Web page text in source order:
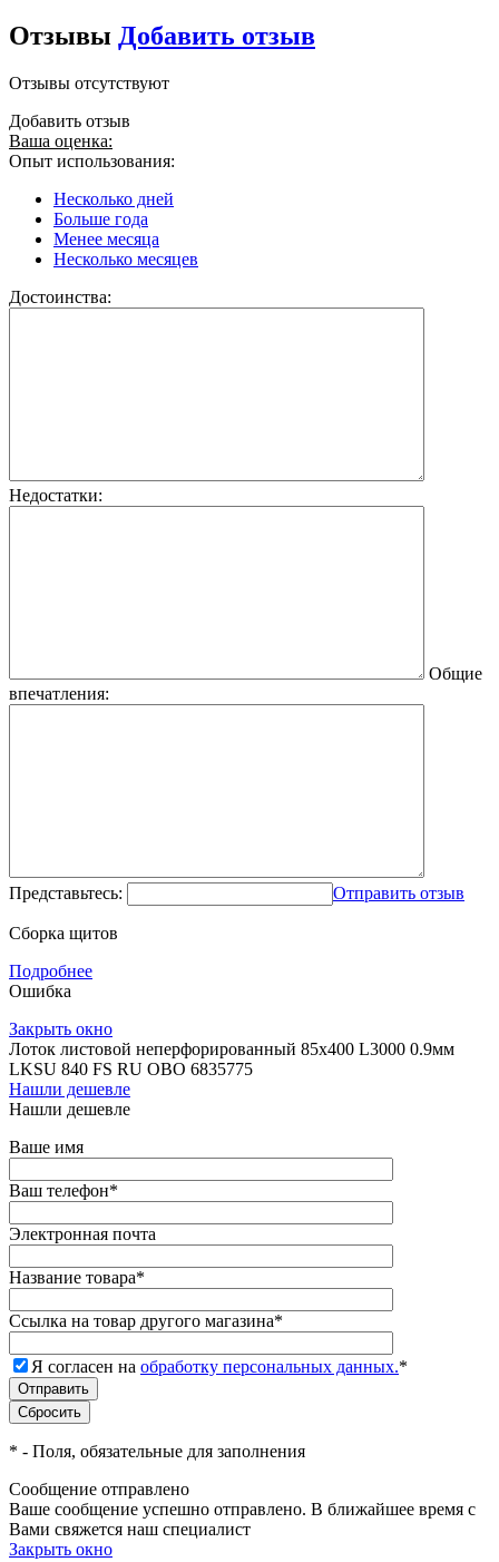
Отзывы Добавить отзыв
Отзывы отсутствуют
Добавить отзыв
Ваша оценка:
Опыт использования:
Несколько дней
Больше года
Менее месяца
Несколько месяцев
Достоинства:
Недостатки:
Общие
впечатления:
Представьтесь: Отправить отзыв
Сборка щитов
Подробнее
Ошибка
Закрыть окно
Лоток листовой неперфорированный 85х400 L3000 0.9мм
LKSU 840 FS RU OBO 6835775
Нашли дешевле
Нашли дешевле
Ваше имя
Ваш телефон*
Электронная почта
Название товара*
Ссылка на товар другого магазина*
Я согласен на обработку персональных данных.*
* - Поля, обязательные для заполнения
Сообщение отправлено
Ваше сообщение успешно отправлено. В ближайшее время с
Вами свяжется наш специалист
Закрыть окно